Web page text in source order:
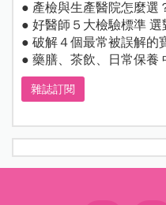
● 產檢與生產醫院怎麼選
● 好醫師５大檢驗標準
● 破解４個最常被誤解的
● 藥膳、茶飲、日常保養
雜誌訂閱